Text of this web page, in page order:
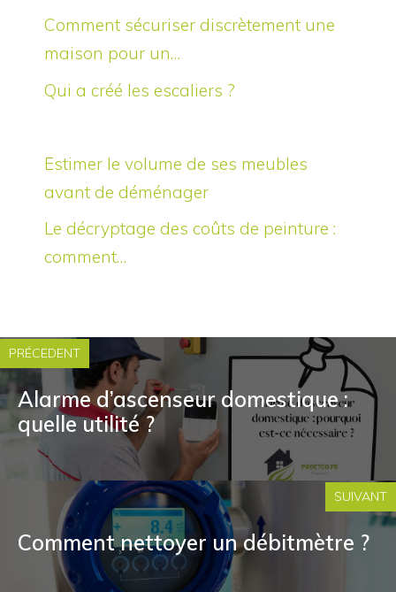
Comment sécuriser discrètement une
maison pour un…
Qui a créé les escaliers ?
Estimer le volume de ses meubles
avant de déménager
Le décryptage des coûts de peinture :
comment…
PRÉCEDENT
Alarme d’ascenseur domestique :
quelle utilité ?
SUIVANT
Comment nettoyer un débitmètre ?